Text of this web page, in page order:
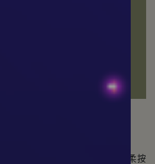
膚上，以手掌或沐浴海綿輕柔按